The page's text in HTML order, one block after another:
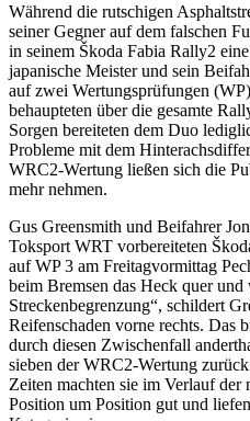
Während die rutschigen
seiner Gegner auf dem falschen
in seinem Škoda Fabia Rally2
japanische Meister und sein
auf zwei Wertungsprüfungen
behaupteten über die gesamte
Sorgen bereiteten dem Duo
Probleme mit dem
WRC2-Wertung ließen sich die
mehr nehmen.
Gus Greensmith und Beifahrer
Toksport WRT vorbereiteten
auf WP 3 am Freitagvormittag
beim Bremsen das Heck quer
Streckenbegrenzung“, schildert
Reifenschaden vorne rechts. Das
durch diesen Zwischenfall
sieben der WRC2-Wertung
Zeiten machten sie im Verlauf der
Position um Position gut und